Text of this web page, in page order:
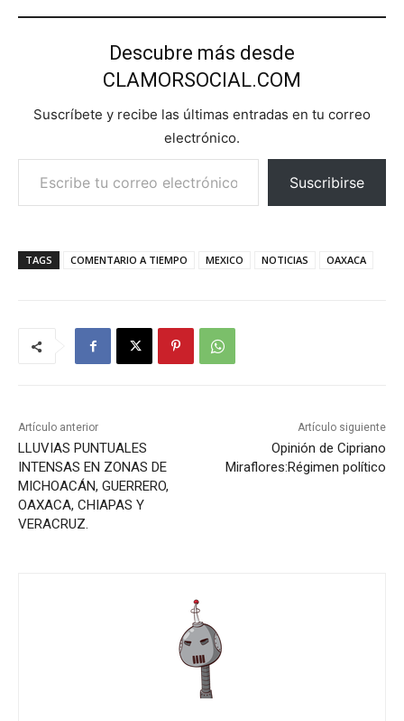
Descubre más desde
CLAMORSOCIAL.COM
Suscríbete y recibe las últimas entradas en tu correo
electrónico.
Escribe tu correo electrónico…
Suscribirse
TAGS COMENTARIO A TIEMPO MEXICO NOTICIAS OAXACA
Artículo anterior
LLUVIAS PUNTUALES
INTENSAS EN ZONAS DE
MICHOACÁN, GUERRERO,
OAXACA, CHIAPAS Y
VERACRUZ.
Artículo siguiente
Opinión de Cipriano
Miraflores:Régimen político